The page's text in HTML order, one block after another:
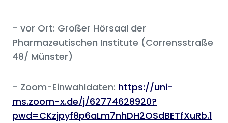
- vor Ort: Großer Hörsaal der
Pharmazeutischen Institute (Corrensstraße
48/ Münster)
- Zoom-Einwahldaten: https://uni-
ms.zoom-x.de/j/62774628920?
pwd=CKzjpyf8p6aLm7nhDH2OSdBETfXuRb.1